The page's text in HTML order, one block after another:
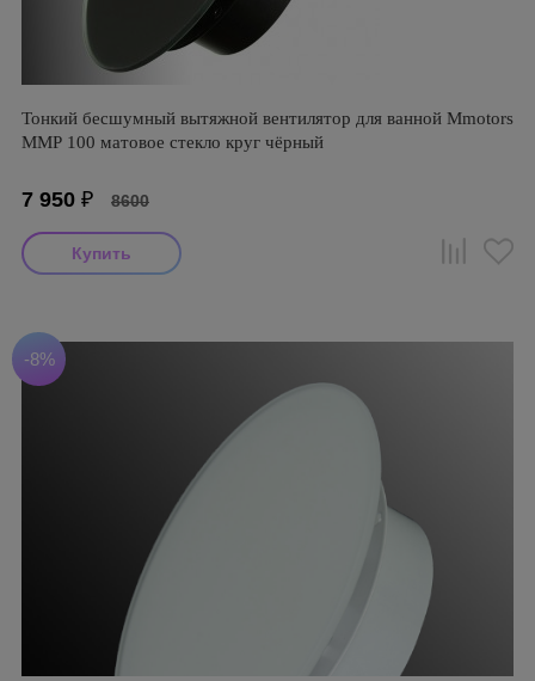
Тонкий бесшумный вытяжной вентилятор для ванной Mmotors
ММР 100 матовое стекло круг чёрный
7 950 ₽ 8600
-8%